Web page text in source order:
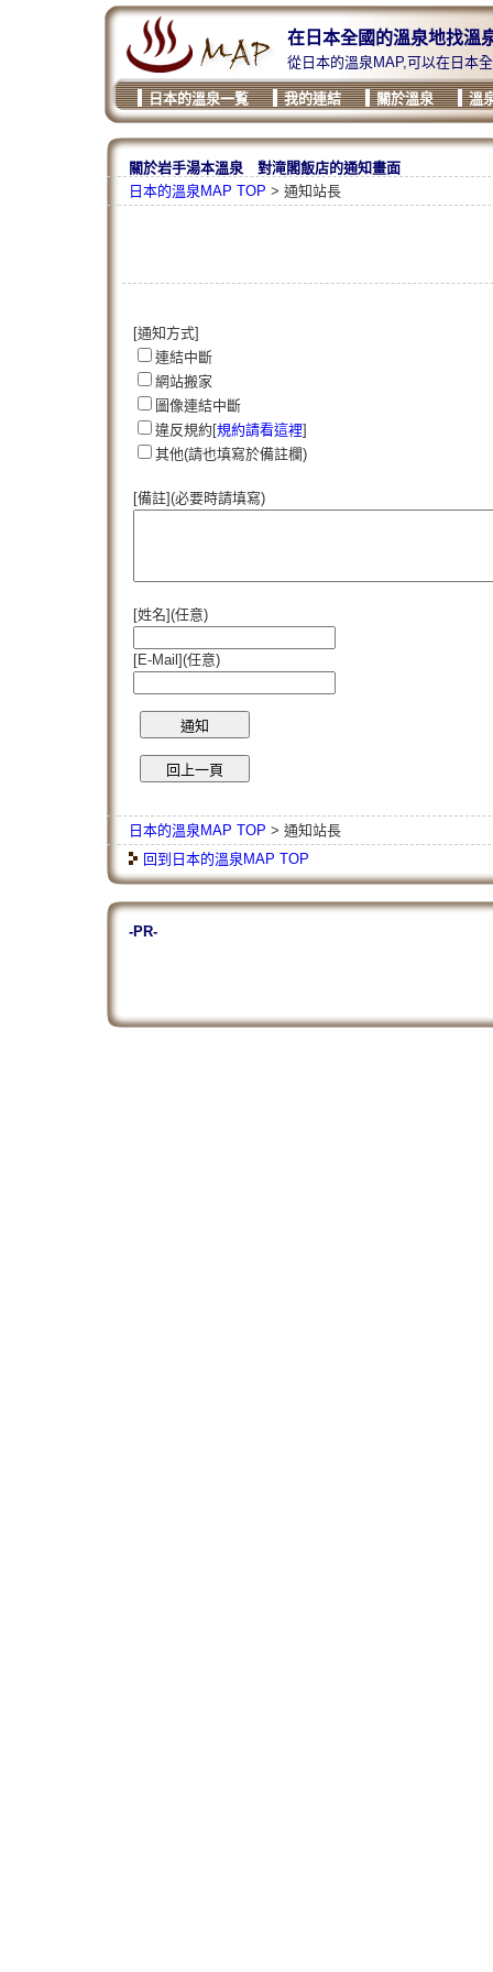
在日本全國的溫泉地找溫
從日本的溫泉MAP,可以在日本
日本的溫泉一覧 我的連結 關於溫泉 溫
關於岩手湯本溫泉 對滝閣飯店的通知畫面
日本的溫泉MAP TOP > 通知站長
[通知方式]
連結中斷
網站搬家
圖像連結中斷
違反規約[規約請看這裡]
其他(請也填寫於備註欄)
[備註](必要時請填寫)
[姓名](任意)
[E-Mail](任意)
日本的溫泉MAP TOP > 通知站長
回到日本的溫泉MAP TOP
-PR-